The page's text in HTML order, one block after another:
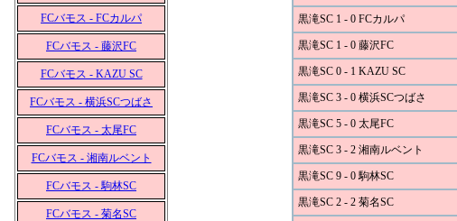
FCバモス - FCカルパ
FCバモス - 藤沢FC
FCバモス - KAZU SC
FCバモス - 横浜SCつばさ
FCバモス - 太尾FC
FCバモス - 湘南ルベント
FCバモス - 駒林SC
FCバモス - 菊名SC
黒滝SC 1 - 0 FCカルパ
黒滝SC 1 - 0 藤沢FC
黒滝SC 0 - 1 KAZU SC
黒滝SC 3 - 0 横浜SCつばさ
黒滝SC 5 - 0 太尾FC
黒滝SC 3 - 2 湘南ルベント
黒滝SC 9 - 0 駒林SC
黒滝SC 2 - 2 菊名SC